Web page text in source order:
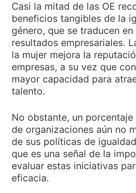
Casi la mitad de las OE
beneficios tangibles de la
género, que se traducen
resultados empresariales.
la mujer mejora la
empresas, a su vez que
mayor capacidad para
talento.
No obstante, un
de organizaciones aún no
de sus políticas de
que es una señal de la
evaluar estas iniciativas
eficacia.